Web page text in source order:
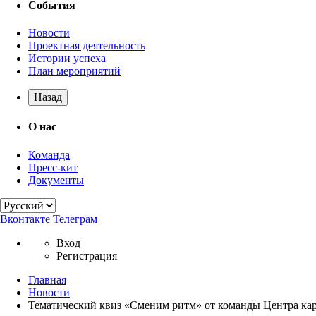
События
Новости
Проектная деятельность
Истории успеха
План мероприятий
Назад
О нас
Команда
Пресс-кит
Документы
Вконтакте Телеграм
Вход
Регистрация
Главная
Новости
Тематический квиз «Сменим ритм» от команды Центра